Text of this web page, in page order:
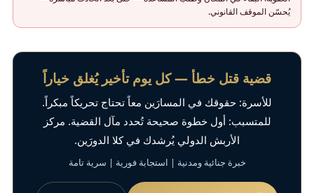
يُحسّن الموقف القانوني.
قضية قتل خطأ — كل يوم تأخير يُغلق خياراً
للأسرة: حقوقك في المسارَين معاً تحتاج تحريكاً مبكراً.
للمتسبب: أول خطوة صحيحة تُحدد مآل القضية. مركز
الأربش الدولي يُرشدك في كلا الدورَين.
خبرة جنائية ومدنية | استجابة فورية | سرية تامة